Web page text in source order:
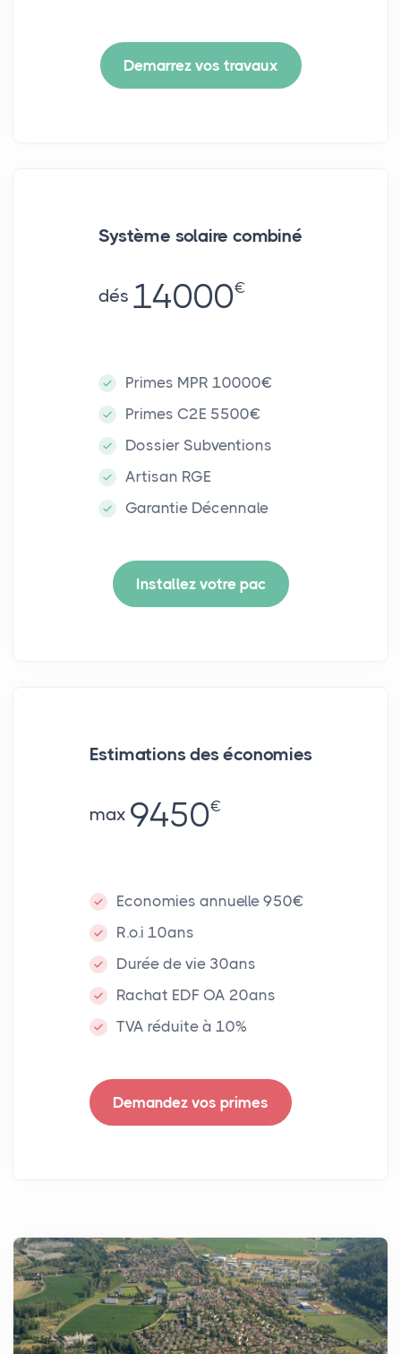
Demarrez vos travaux
Système solaire combiné
dés 14000€
Primes MPR 10000€
Primes C2E 5500€
Dossier Subventions
Artisan RGE
Garantie Décennale
Installez votre pac
Estimations des économies
max 9450€
Economies annuelle 950€
R.o.i 10ans
Durée de vie 30ans
Rachat EDF OA 20ans
TVA réduite à 10%
Demandez vos primes